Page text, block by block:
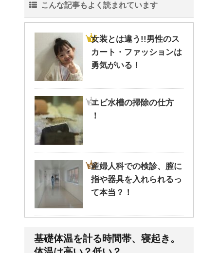
こんな記事もよく読まれています
女装とは違う!!男性のス
カート・ファッションは
勇気がいる！
エビ水槽の掃除の仕方
！
産婦人科での検診、膣に
指や器具を入れられるっ
て本当？！
走行で車のライトは上向
基礎体温を計る時間帯、寝起き。